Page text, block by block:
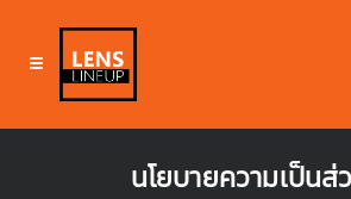
นโยบายความเป็นส่